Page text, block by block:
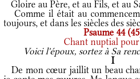
Gloire au Père, et au Fils, et au
Comme il était au
toujours, et dans les siècles des
Psaume 44
Chant nuptial
Voici l'époux, sortez à Sa
I
De mon cœur jaillit un beau